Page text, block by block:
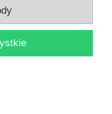
strony
Premium